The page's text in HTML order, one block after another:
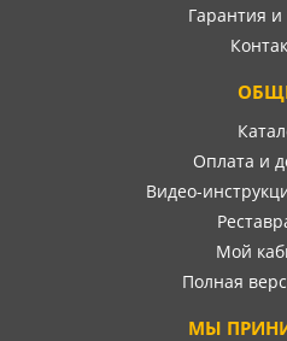
Гарантия и
Оплата и
Видео-
Мой
Полная
МЫ